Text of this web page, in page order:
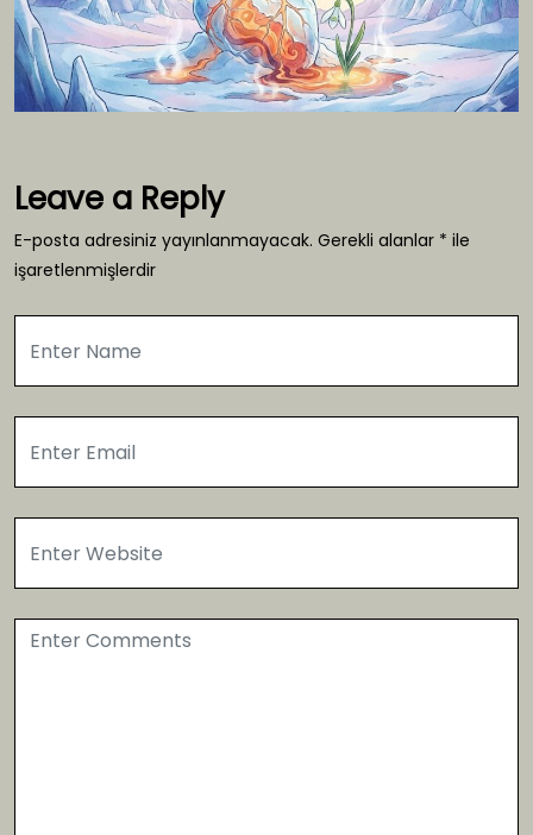
Leave a Reply
E-posta adresiniz yayınlanmayacak. Gerekli alanlar * ile
işaretlenmişlerdir